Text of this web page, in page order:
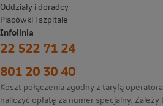
Oddziały i doradcy
Placówki i szpitale
Infolinia
22 522 71 24
801 20 30 40
Koszt połączenia zgodny z taryfą
naliczyć opłatę za numer specjalny.